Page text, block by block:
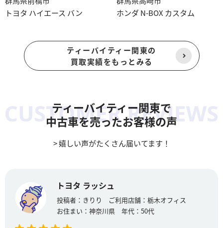
トヨタ ハイエース バン
ホンダ N-BOX カスタム
ティーバイティー関東の
買取実績をもっとみる
ティーバイティー関東で
中古車を売ったお客様の声
> 嬉しい声がたくさん届いてます！
トヨタ ラッシュ
投稿者： きりり ご利用店舗： 栃木オフィス
お住まい： 神奈川県 年代： 50代